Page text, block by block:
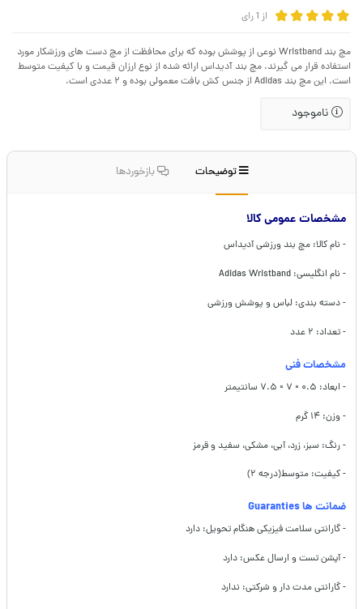
از 1رای
مچ بند Wristband نوعی از پوشش بوده که برای محافظت از مچ دست های ورزشکار مورد
استفاده قرار می گیرند. مچ بند آدیداس ارائه شده از نوع ارزان قیمت و با کیفیت متوسط
است. این مچ بند Adidas از جنس کش بافت معمولی بوده و ۲ عددی است.
ناموجود
توضیحات بازخوردها
مشخصات عمومی کالا
- نام کالا: مچ بند ورزشی آدیداس
- نام انگلیسی: Adidas Wristband
- دسته بندی: لباس و پوشش ورزشی
- تعداد: ۲ عدد
مشخصات فنی
- ابعاد: ۰.۵ × ۷ × ۷.۵ سانتیمتر
- وزن: ۱۴ گرم
- رنگ: سبز، زرد، آبی، مشکی، سفید و قرمز
- کیفیت: متوسط(درجه ۲)
ضمانت ها Guaranties
- گارانتی سلامت فیزیکی هنگام تحویل: دارد
- آپشن تست و ارسال عکس: دارد
- گارانتی مدت دار و شرکتی: ندارد